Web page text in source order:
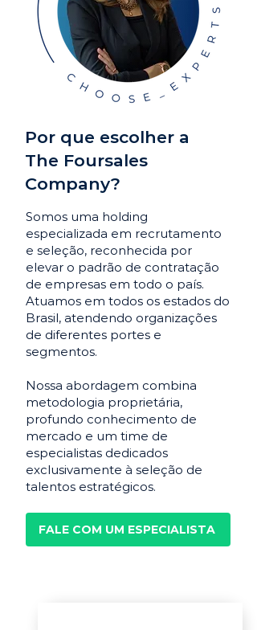
Por que escolher a
The Foursales
Company?
Somos uma holding
especializada em recrutamento
e seleção, reconhecida por
elevar o padrão de contratação
de empresas em todo o país.
Atuamos em todos os estados do
Brasil, atendendo organizações
de diferentes portes e
segmentos.
Nossa abordagem combina
metodologia proprietária,
profundo conhecimento de
mercado e um time de
especialistas dedicados
exclusivamente à seleção de
talentos estratégicos.
FALE COM UM ESPECIALISTA